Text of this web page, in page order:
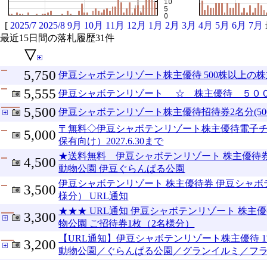
[ 2025/7 2025/8 9月 10月 11月 12月 1月 2月 3月 4月 5月 6月 7月
最近15日間の落札履歴31件
▽
5,750 伊豆シャボテンリゾート株主優待 500株以上の
5,555 伊豆シャボテンリゾート ☆ 株主優待 ５０
5,500 伊豆シャボテンリゾート株主優待招待券2名分
5,000 〒無料◇伊豆シャボテンリゾート株主優待電子
保有向け）2027.6.30まで
4,500 ★送料無料 伊豆シャボテンリゾート 株主優待
動物公園 伊豆ぐらんぱる公園
3,500 伊豆シャボテンリゾート 株主優待券 伊豆シャボ
様分） URL通知
3,300 ★★★ URL通知 伊豆シャボテンリゾート 株主優
物公園 ご招待券1枚（2名様分）
3,200
【URL通知】伊豆シャボテンリゾート株主優待
動物公園／ぐらんぱる公園／グランイルミ／フ